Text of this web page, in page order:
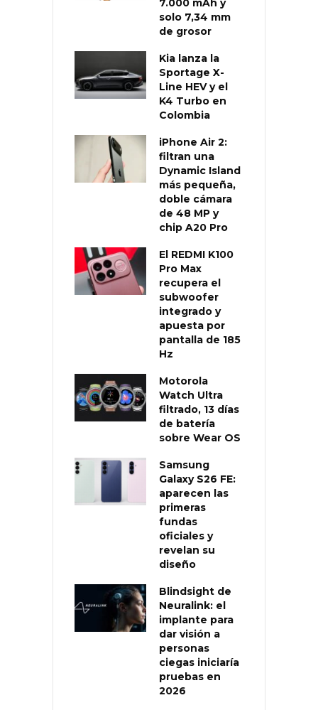
solo 7,34 mm
de grosor
Kia lanza la
Sportage X-
Line HEV y el
K4 Turbo en
Colombia
iPhone Air 2:
filtran una
Dynamic Island
más pequeña,
doble cámara
de 48 MP y
chip A20 Pro
El REDMI K100
Pro Max
recupera el
subwoofer
integrado y
apuesta por
pantalla de 185
Hz
Motorola
Watch Ultra
filtrado, 13 días
de batería
sobre Wear OS
Samsung
Galaxy S26 FE:
aparecen las
primeras
fundas
oficiales y
revelan su
diseño
Blindsight de
Neuralink: el
implante para
dar visión a
personas
ciegas iniciaría
pruebas en
2026